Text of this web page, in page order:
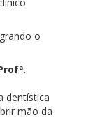
o
dentística
mão da